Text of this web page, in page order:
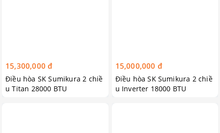
15,300,000 đ
Điều hòa SK Sumikura 2 chiề
u Titan 28000 BTU
15,000,000 đ
Điều hòa SK Sumikura 2 chiề
u Inverter 18000 BTU